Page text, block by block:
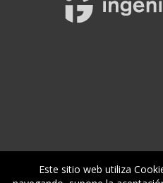
Este sitio web utiliza